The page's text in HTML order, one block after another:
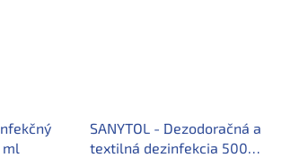
ml
SANYTOL - Dezodoračná a
textilná dezinfekcia 500